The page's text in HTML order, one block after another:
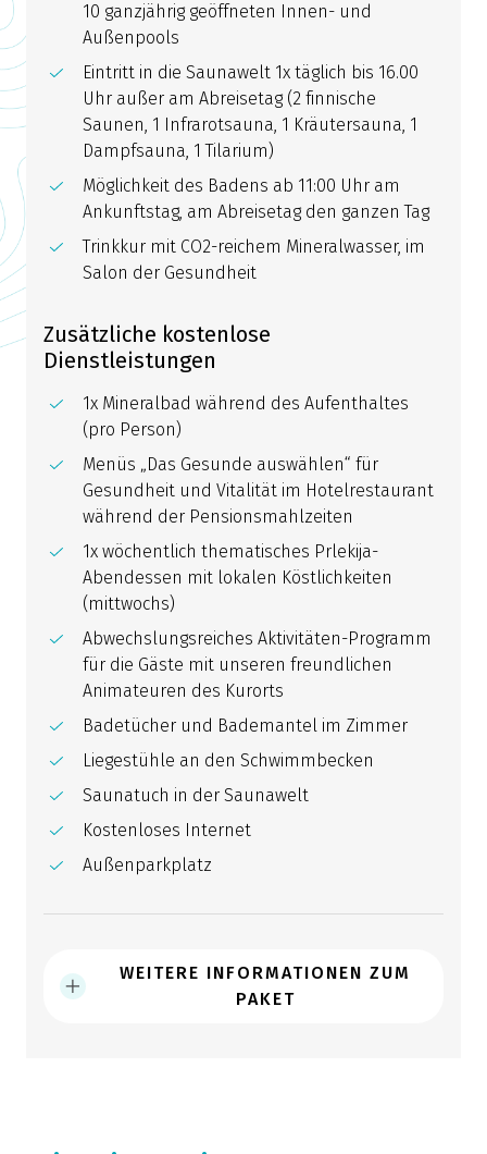
10 ganzjährig geöffneten Innen- und
Außenpools
Eintritt in die Saunawelt 1x täglich bis 16.00
Uhr außer am Abreisetag (2 finnische
Saunen, 1 Infrarotsauna, 1 Kräutersauna, 1
Dampfsauna, 1 Tilarium)
Möglichkeit des Badens ab 11:00 Uhr am
Ankunftstag, am Abreisetag den ganzen Tag
Trinkkur mit CO2-reichem Mineralwasser, im
Salon der Gesundheit
Zusätzliche kostenlose
Dienstleistungen
1x Mineralbad während des Aufenthaltes
(pro Person)
Menüs „Das Gesunde auswählen“ für
Gesundheit und Vitalität im Hotelrestaurant
während der Pensionsmahlzeiten
1x wöchentlich thematisches Prlekija-
Abendessen mit lokalen Köstlichkeiten
(mittwochs)
Abwechslungsreiches Aktivitäten-Programm
für die Gäste mit unseren freundlichen
Animateuren des Kurorts
Badetücher und Bademantel im Zimmer
Liegestühle an den Schwimmbecken
Saunatuch in der Saunawelt
Kostenloses Internet
Außenparkplatz
WEITERE INFORMATIONEN ZUM
PAKET